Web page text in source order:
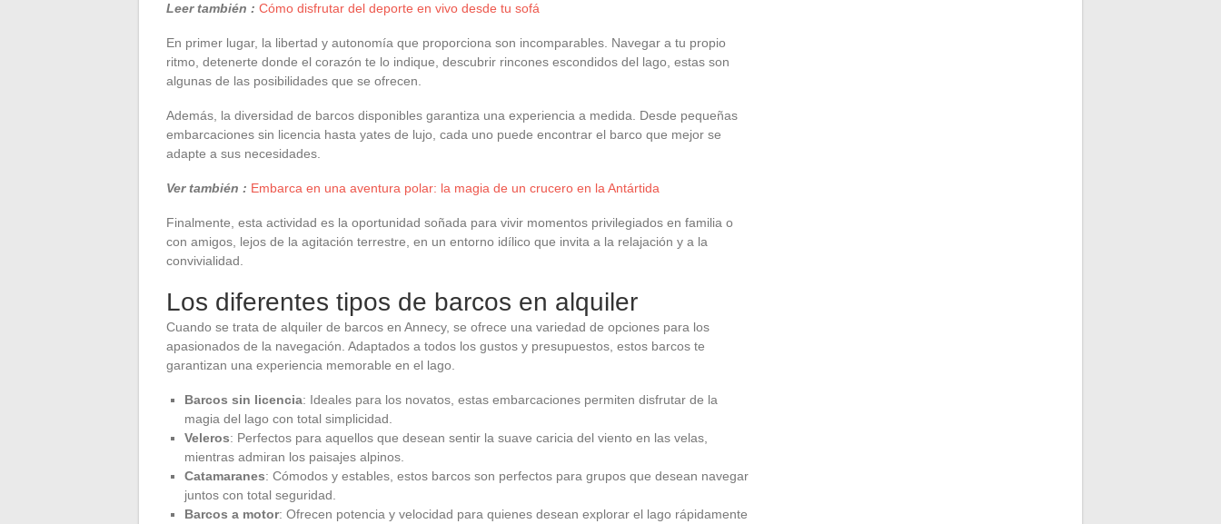
Leer también : Cómo disfrutar del deporte en vivo desde tu sofá
En primer lugar, la libertad y autonomía que proporciona son incomparables. Navegar a tu propio
ritmo, detenerte donde el corazón te lo indique, descubrir rincones escondidos del lago, estas son
algunas de las posibilidades que se ofrecen.
Además, la diversidad de barcos disponibles garantiza una experiencia a medida. Desde pequeñas
embarcaciones sin licencia hasta yates de lujo, cada uno puede encontrar el barco que mejor se
adapte a sus necesidades.
Ver también : Embarca en una aventura polar: la magia de un crucero en la Antártida
Finalmente, esta actividad es la oportunidad soñada para vivir momentos privilegiados en familia o
con amigos, lejos de la agitación terrestre, en un entorno idílico que invita a la relajación y a la
convivialidad.
Los diferentes tipos de barcos en alquiler
Cuando se trata de alquiler de barcos en Annecy, se ofrece una variedad de opciones para los
apasionados de la navegación. Adaptados a todos los gustos y presupuestos, estos barcos te
garantizan una experiencia memorable en el lago.
Barcos sin licencia: Ideales para los novatos, estas embarcaciones permiten disfrutar de la
magia del lago con total simplicidad.
Veleros: Perfectos para aquellos que desean sentir la suave caricia del viento en las velas,
mientras admiran los paisajes alpinos.
Catamaranes: Cómodos y estables, estos barcos son perfectos para grupos que desean navegar
juntos con total seguridad.
Barcos a motor: Ofrecen potencia y velocidad para quienes desean explorar el lago rápidamente